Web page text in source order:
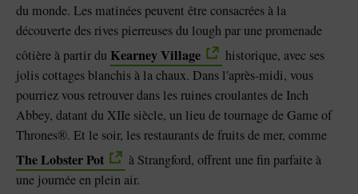
du monde. Les matinées peuvent être consacrées à la
découverte des rives pierreuses du lough par une promenade
côtière à partir du Kearney Village
historique, avec ses
jolis cottages blanchis à la chaux. Dans l'après-midi, vous
pourriez vous retrouver dans les ruines croulantes de Inch
Abbey, datant du XIIe siècle, un lieu de tournage de Game of
Thrones®. Et le soir, les restaurants de fruits de mer, comme
The Lobster Pot
à Strangford, offrent une fin parfaite à
une journée en plein air.